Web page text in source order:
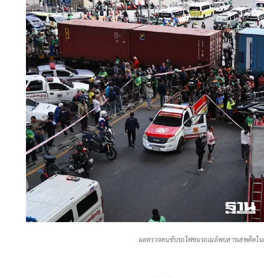
ผลตรวจคนขับรถไฟชนรถเมล์พบสารเสพติดใ